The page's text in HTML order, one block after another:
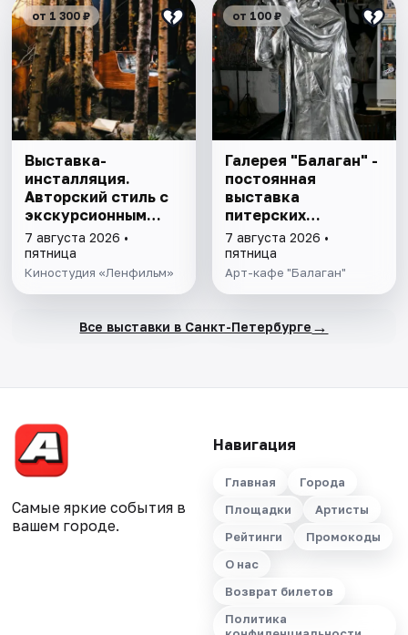
от 1 300 ₽
Выставка-
инсталляция.
Авторский стиль с
экскурсионным
обслуживанием.
7 августа 2026 •
пятница
Киностудия «Ленфильм»
от 100 ₽
Галерея "Балаган" -
постоянная
выставка
питерских
современных
художников. Фото,
картины и
и ирония.
7 августа 2026 •
пятница
Арт-кафе "Балаган"
Все выставки в Санкт-Петербурге →
Самые яркие события в
вашем городе.
Навигация
Главная
Города
Площадки
Артисты
Рейтинги
Промокоды
О нас
Возврат билетов
Политика